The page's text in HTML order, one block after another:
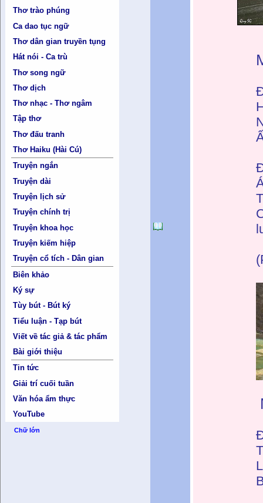
Thơ trào phúng
Ca dao tục ngữ
Thơ dân gian truyền tụng
Hát nói - Ca trù
Thơ song ngữ
Thơ dịch
Thơ nhạc - Thơ ngâm
Tập thơ
Thơ đấu tranh
Thơ Haiku (Hài Cú)
Truyện ngắn
Truyện dài
Truyện lịch sử
Truyện chính trị
Truyện khoa học
Truyện kiếm hiệp
Truyện cổ tích - Dân gian
Biên khảo
Ký sự
Tùy bút - Bút ký
Tiểu luận - Tạp bút
Viết về tác giả & tác phẩm
Bài giới thiệu
Tin tức
Giải trí cuối tuần
Văn hóa ẩm thực
YouTube
Chữ lớn